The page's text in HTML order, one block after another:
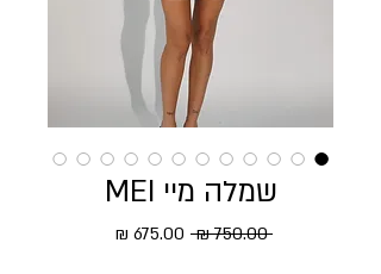
שמלה מיי MEI
‏750.00 ‏₪ מחיר רגיל